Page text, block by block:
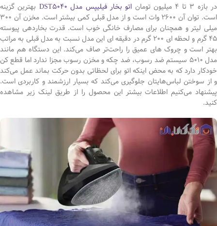
در بازه 3 تا 4 میلیون تومان اتو بخار فیلیپس مدل DST5040
بهترین گزینه
است. توان آن 2600 وات است و از مدل قبلی کمی بیشتر است. مخزن آن 300
میلی لیتر و همچنان برای مصارف خانگی خوب است. قدرت بخاردهی پیوسته
45 گرم و لحظه ای 200 گرم در دقیقه ای این مدل نسبت به مدل قبلی به مراتب
بهتر است و چروک های عمیق را راحت‌تر صاف می‌کند. این دستگاه هم مانند
مدل 5010 سیستم ضد رسوب، ضد چکه و مخزن رسوب مجزا ندارد اما قطع کن
خودکار دارد که به محض اینکه اتو برای لحظاتی بدون حرکت بماند عمل می‌کند
و از سوختن لباس‌هایتان جلوگیری می‌کند که بسیار ارزشمند و کاربردی است.
پیشنهاد می‌کنیم اطلاعات بیشتر این محصول را از طریق لینک زیر مشاهده
کنید.